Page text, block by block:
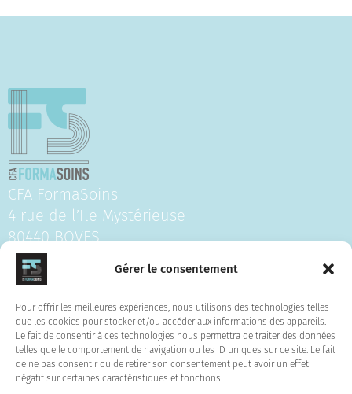
Gérer le consentement
Pour offrir les meilleures expériences, nous utilisons des technologies telles
que les cookies pour stocker et/ou accéder aux informations des appareils.
Le fait de consentir à ces technologies nous permettra de traiter des données
telles que le comportement de navigation ou les ID uniques sur ce site. Le fait
de ne pas consentir ou de retirer son consentement peut avoir un effet
négatif sur certaines caractéristiques et fonctions.
CFA FormaSoins
4 rue de l’Ile Mystérieuse
80440 BOVES
Tel : 06.24.74.62.15
NDA :32800233680
Pour nous suivre :
F
L
I